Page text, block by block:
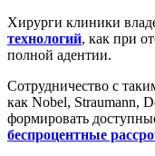
Хирурги клиники
технологий, как при
полной адентии.
Сотрудничество с
как Nobel, Straumann,
формировать
беспроцентные